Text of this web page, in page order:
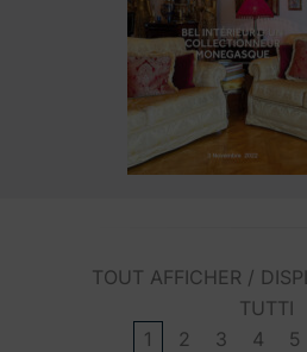
TOUT AFFICHER /
TUTTI
1
2 3 4 5